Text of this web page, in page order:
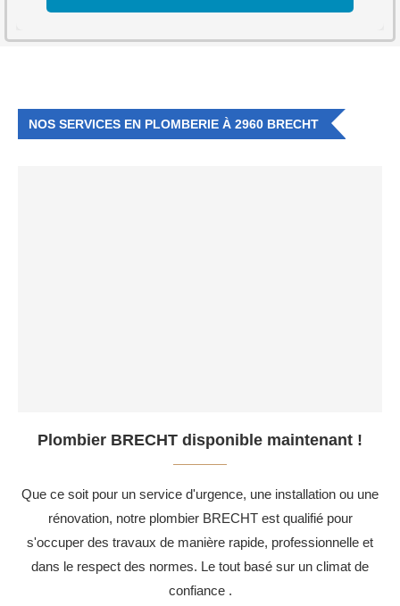
NOS SERVICES EN PLOMBERIE À 2960 BRECHT
Plombier BRECHT disponible maintenant !
Que ce soit pour un service d'urgence, une installation ou une
rénovation, notre plombier BRECHT est qualifié pour
s'occuper des travaux de manière rapide, professionnelle et
dans le respect des normes. Le tout basé sur un climat de
confiance .